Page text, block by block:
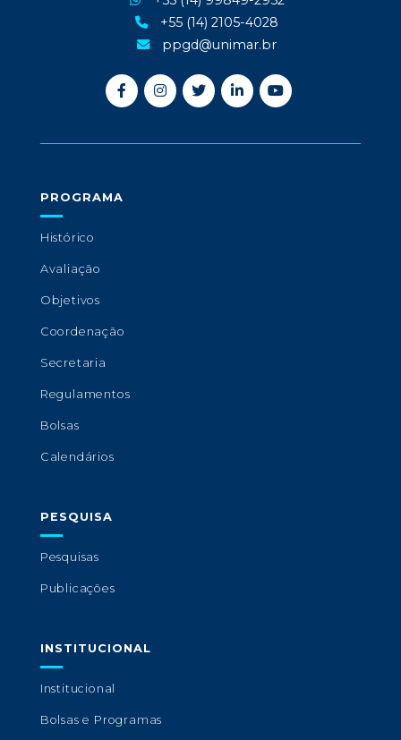
+55 (14) 2105-4028
ppgd@unimar.br
PROGRAMA
Histórico
Avaliação
Objetivos
Coordenação
Secretaria
Regulamentos
Bolsas
Calendários
PESQUISA
Pesquisas
Publicações
INSTITUCIONAL
Institucional
Bolsas e Programas